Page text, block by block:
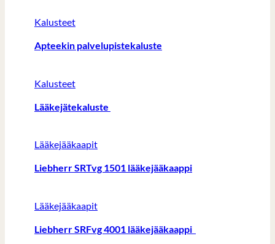
Kalusteet
Apteekin palvelupistekaluste
Kalusteet
Lääkejätekaluste
Lääkejääkaapit
Liebherr SRTvg 1501 lääkejääkaappi
Lääkejääkaapit
Liebherr SRFvg 4001 lääkejääkaappi